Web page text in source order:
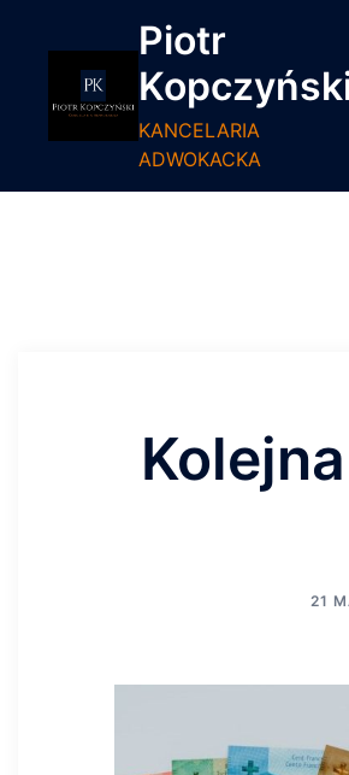
Piotr
KANCELARIA
ADWOKACKA
21